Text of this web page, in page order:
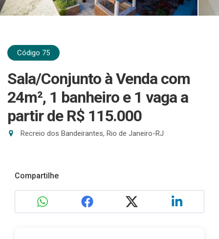
Código 75
Sala/Conjunto à Venda com
24m², 1 banheiro e 1 vaga a
partir de R$ 115.000
Recreio dos Bandeirantes, Rio de Janeiro-RJ
Compartilhe